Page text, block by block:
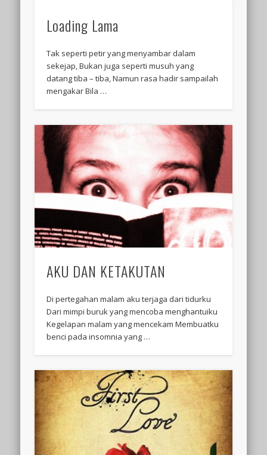
Loading Lama
Tak seperti petir yang menyambar dalam
sekejap, Bukan juga seperti musuh yang
datang tiba – tiba, Namun rasa hadir sampailah
mengakar Bila …
AKU DAN KETAKUTAN
Di pertegahan malam aku terjaga dari tidurku
Dari mimpi buruk yang mencoba menghantuiku
Kegelapan malam yang mencekam Membuatku
benci pada insomnia yang …